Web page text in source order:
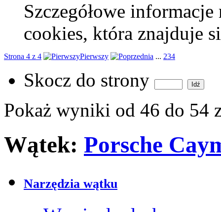
Szczegółowe
cookies, która znajduje
Strona 4 z 4 Pierwszy ... 234
Skocz do strony
Pokaż wyniki od 46 do 54
Wątek: Porsche
Narzędzia wątku